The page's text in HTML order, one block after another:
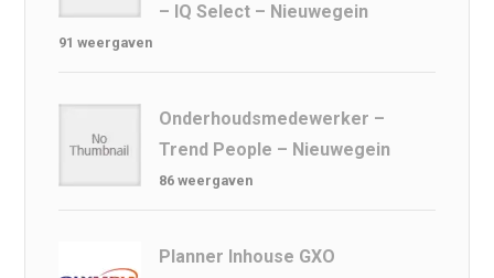
– IQ Select – Nieuwegein
91 weergaven
Onderhoudsmedewerker –
Trend People – Nieuwegein
86 weergaven
Planner Inhouse GXO